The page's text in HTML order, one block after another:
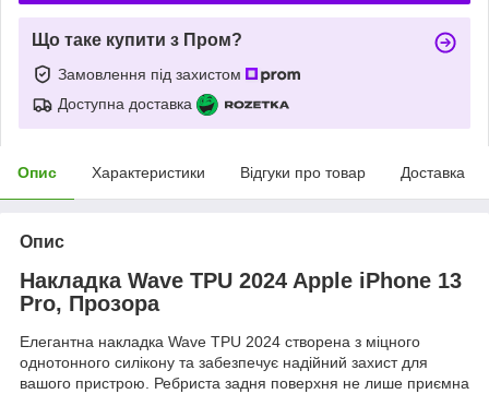
Що таке купити з Пром?
Замовлення під захистом
Доступна доставка
Опис Характеристики Відгуки про товар Доставка
Опис
Накладка Wave TPU 2024 Apple iPhone 13
Pro, Прозора
Елегантна накладка Wave TPU 2024 створена з міцного
однотонного силікону та забезпечує надійний захист для
вашого пристрою. Ребриста задня поверхня не лише приємна